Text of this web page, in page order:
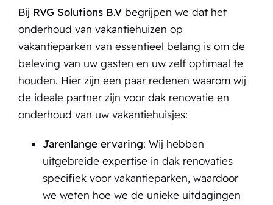
Bij RVG Solutions B.Vbegrijpen we dat het
onderhoud van vakantiehuizen op
vakantieparken van essentieel belang is om de
beleving van uw gasten en uw zelf optimaal te
houden. Hier zijn een paar redenen waarom wij
de ideale partner zijn voor dak renovatie en
onderhoud van uw vakantiehuisjes:
Jarenlange ervaring: Wij hebben
uitgebreide expertise in dak renovaties
specifiek voor vakantieparken, waardoor
we weten hoe we de unieke uitdagingen